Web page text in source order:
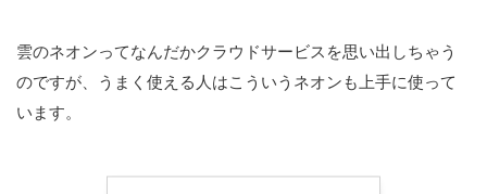
雲のネオンってなんだかクラウドサービスを思い出しちゃう
のですが、うまく使える人はこういうネオンも上手に使って
います。